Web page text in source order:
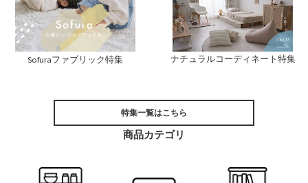
Sofuraファブリック特集 ナチュラルコーディネート特集
特集一覧はこちら
商品カテゴリ